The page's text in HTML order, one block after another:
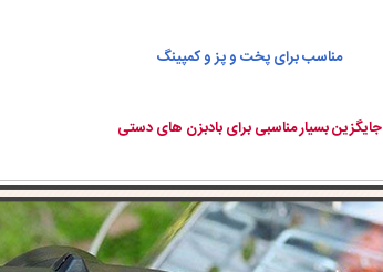
مناسب برای پخت و پز و کمپینگ
جایگزین بسیار مناسبی برای بادبزن های دستی